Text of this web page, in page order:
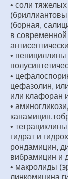
• соли
(борная,
в современной
•
•
цефазолин,
или клафоран
•
•
гидрат и
рондамицин,
вибрамицин и
• макролиды
линкомицина